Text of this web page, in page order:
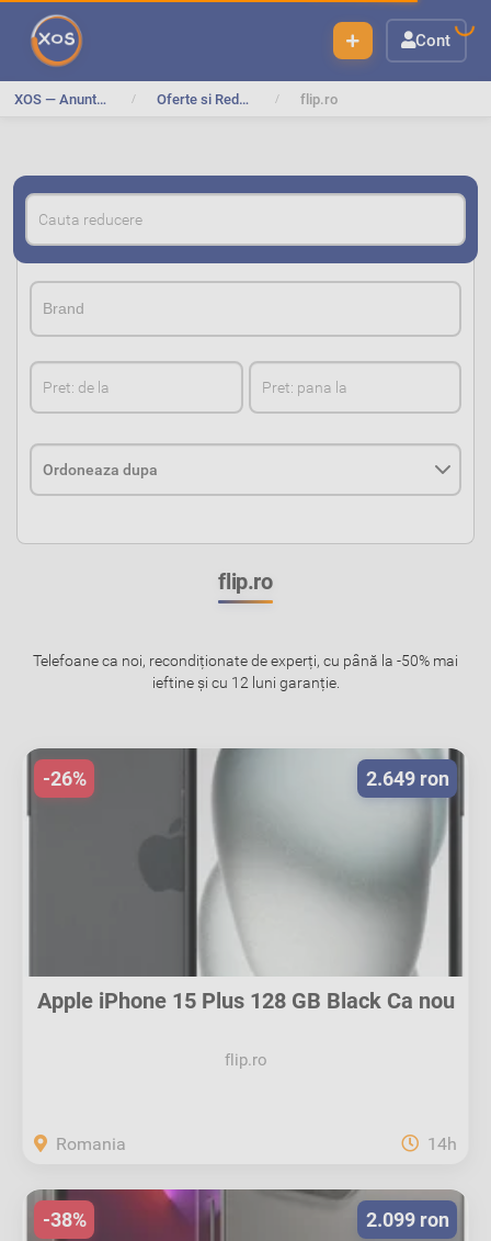
Cont
XOS — Anunturi Gratuite Oferte si Reduceri flip.ro
flip.ro
Telefoane ca noi, recondiționate de experți, cu până la -50% mai
ieftine și cu 12 luni garanție.
Apple iPhone 15 Plus 128 GB Black Ca nou
flip.ro
2.649 ron
-26%
Romania 14h
2.099 ron
-38%